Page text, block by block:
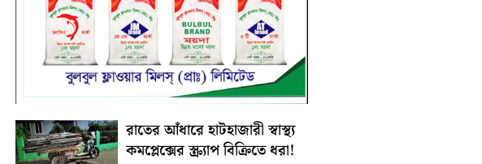
রাতের আঁধারে হাটহাজারী স্বাস্থ্য
কমপ্লেক্সের স্ক্র্যাপ বিক্রিতে ধরা!